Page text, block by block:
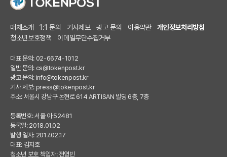
매체소개 1:1 문의 기사제보 광고 문의 이용약관
개인정보처리방침
청소년보호정책
이메일무단수집거부
대표 문의: 02-6674-1012
일반 문의: cs@tokenpost.kr
광고 문의: info@tokenpost.kr
기사 제보: press@tokenpost.kr
주소: 서울시 강남구 논현로 614 ARTISAN 빌딩 6층, 7층
등록번호: 서울 아 52481
등록일: 2018.01.02
발행 일자: 2017.02.17
대표: 김지호
청소년 보호 책임자: 전영빈